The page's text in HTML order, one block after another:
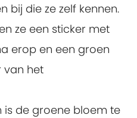
bij die ze zelf kennen.
ze een sticker met
erop en een groen
van het
is de groene bloem te